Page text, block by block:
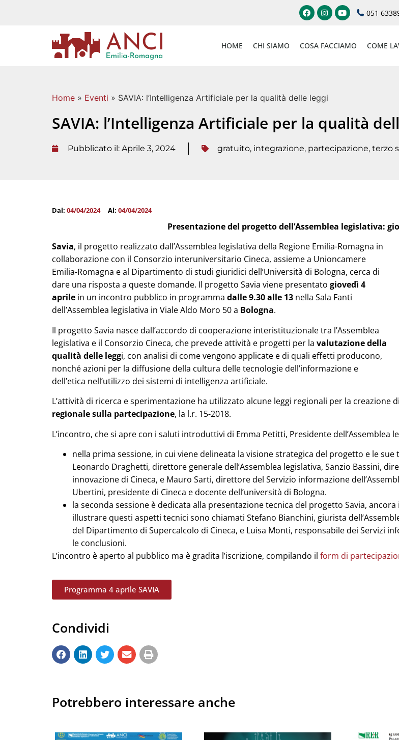
051
HOME CHI SIAMO COSA FACCIAMO COME
Home » Eventi » SAVIA: l’Intelligenza Artificiale per la qualità delle leggi
SAVIA: l’Intelligenza Artificiale per la qualità
Pubblicato il: Aprile 3, 2024 gratuito, integrazione, partecipazione, terzo
Dal: 04/04/2024 Al: 04/04/2024
Presentazione del progetto dell’Assemblea legislativa:
Savia, il progetto realizzato dall’Assemblea legislativa della Regione Emilia-Romagna in
collaborazione con il Consorzio interuniversitario Cineca, assieme a Unioncamere
Emilia-Romagna e al Dipartimento di studi giuridici dell’Università di Bologna, cerca di
dare una risposta a queste domande. Il progetto Savia viene presentato giovedì 4
aprile in un incontro pubblico in programma dalle 9.30 alle 13 nella Sala Fanti
dell’Assemblea legislativa in Viale Aldo Moro 50 a Bologna.
Il progetto Savia nasce dall’accordo di cooperazione interistituzionale tra l’Assemblea
legislativa e il Consorzio Cineca, che prevede attività e progetti per la valutazione della
qualità delle leggi, con analisi di come vengono applicate e di quali effetti producono,
nonché azioni per la diffusione della cultura delle tecnologie dell’informazione e
dell’etica nell’utilizzo dei sistemi di intelligenza artificiale.
L’attività di ricerca e sperimentazione ha utilizzato alcune leggi regionali per la creazione
regionale sulla partecipazione, la l.r. 15-2018.
L’incontro, che si apre con i saluti introduttivi di Emma Petitti, Presidente dell’Assemblea
nella prima sessione, in cui viene delineata la visione strategica del progetto e le
Leonardo Draghetti, direttore generale dell’Assemblea legislativa, Sanzio Bassini,
innovazione di Cineca, e Mauro Sarti, direttore del Servizio informazione
Ubertini, presidente di Cineca e docente dell’università di Bologna.
la seconda sessione è dedicata alla presentazione tecnica del progetto Savia,
illustrare questi aspetti tecnici sono chiamati Stefano Bianchini, giurista
del Dipartimento di Supercalcolo di Cineca, e Luisa Monti, responsabile dei Servizi
le conclusioni.
L’incontro è aperto al pubblico ma è gradita l’iscrizione, compilando il form di
Programma 4 aprile SAVIA
Condividi
Potrebbero interessare anche